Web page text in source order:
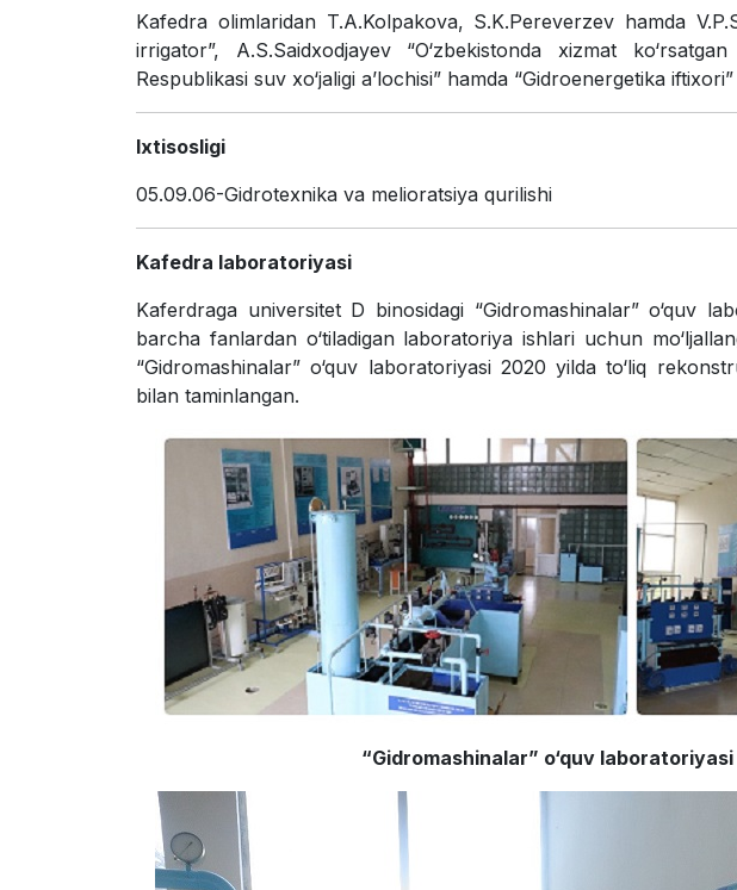
Kafedra olimlaridan T.A.Kolpakova, S.K.Pereverzev hamda
irrigator”, A.S.Saidxodjayev “O‘zbekistonda xizmat
Respublikasi suv xo‘jaligi a’lochisi” hamda “Gidroenergetika
Ixtisosligi
05.09.06-Gidrotexnika va melioratsiya qurilishi
Kafedra laboratoriyasi
Kaferdraga universitet D binosidagi “Gidromashinalar” o‘quv
barcha fanlardan o‘tiladigan laboratoriya ishlari uchun
“Gidromashinalar” o‘quv laboratoriyasi 2020 yilda to‘liq
bilan taminlangan.
“Gidromashinalar” o‘quv